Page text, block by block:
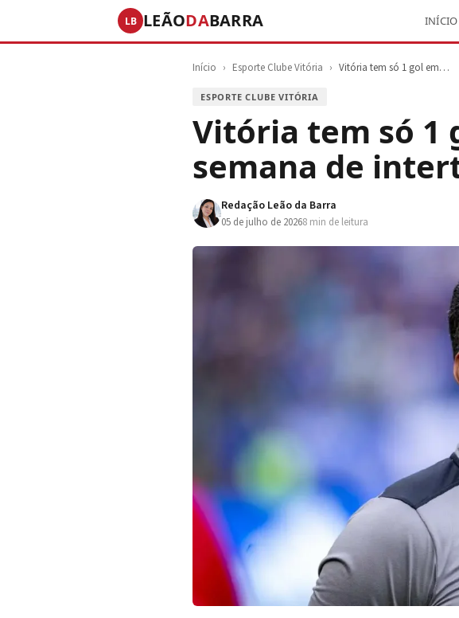
LB LEÃODABARRA INÍCIO
Início › Esporte Clube Vitória › Vitória tem só 1 gol em…
ESPORTE CLUBE VITÓRIA
Vitória tem só 1
semana de
Redação Leão da Barra
05 de julho de 20268 min de leitura